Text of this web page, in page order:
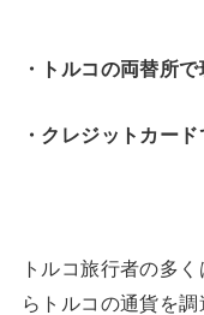
・トルコの両替所
・クレジットカー
トルコ旅行者の多
らトルコの通貨を